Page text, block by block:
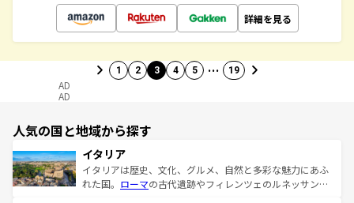
詳細を見る
1 2 3 4 5 … 19
AD
AD
人気の国と地域から探す
イタリア
イタリアは歴史、文化、グルメ、自然と多彩な魅力にあふ
れた国。 ローマの古代遺跡やフィレンツェのルネッサンス